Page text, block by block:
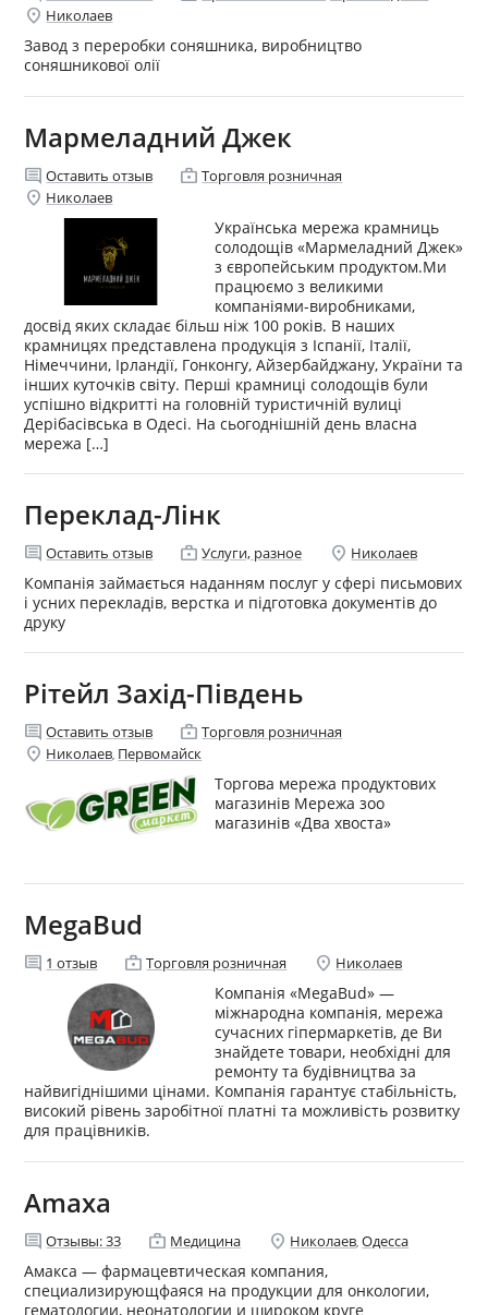
location_on Николаев
Завод з переробки соняшника, виробництво
соняшникової олії
Мармеладний Джек
comment Оставить отзыв enterprise Торговля розничная
location_on Николаев
Українська мережа крамниць
солодощів «Мармеладний Джек»
з європейським продуктом.Ми
працюємо з великими
компаніями-виробниками,
досвід яких складає більш ніж 100 років. В наших
крамницях представлена продукція з Іспанії, Італії,
Німеччини, Ірландії, Гонконгу, Айзербайджану, України та
інших куточків світу. Перші крамниці солодощів були
успішно відкритті на головній туристичній вулиці
Дерібасівська в Одесі. На сьогоднішній день власна
мережа […]
Переклад-Лінк
comment Оставить отзыв enterprise Услуги, разное location_on Николаев
Компанія займається наданням послуг у сфері письмових
і усних перекладів, верстка и підготовка документів до
друку
Рітейл Захід-Південь
comment Оставить отзыв enterprise Торговля розничная
location_on Николаев, Первомайск
Торгова мережа продуктових
магазинів Мережа зоо
магазинів «Два хвоста»
MegaBud
comment 1 отзыв enterprise Торговля розничная location_on Николаев
Компанія «MegaBud» —
міжнародна компанія, мережа
сучасних гіпермаркетів, де Ви
знайдете товари, необхідні для
ремонту та будівництва за
найвигіднішими цінами. Компанія гарантує cтабільність,
високий рівень заробітної платні та можливість розвитку
для працівників.
Amaxa
comment Отзывы:33 enterprise Медицина location_on Николаев ,Одесса
Амакса — фармацевтическая компания,
специализирующфаяся на продукции для онкологии,
гематологии, неонатологии и широком круге